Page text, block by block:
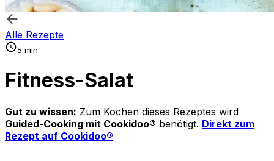
Alle Rezepte
5 min
Fitness-Salat
Gut zu wissen: Zum Kochen dieses Rezeptes wird
Guided-Cooking mit Cookidoo® benötigt. Direkt zum
Rezept auf Cookidoo®